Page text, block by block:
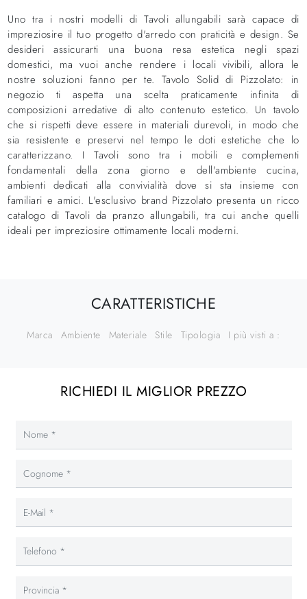
Uno tra i nostri modelli di Tavoli allungabili sarà capace di
impreziosire il tuo progetto d'arredo con praticità e design. Se
desideri assicurarti una buona resa estetica negli spazi
domestici, ma vuoi anche rendere i locali vivibili, allora le
nostre soluzioni fanno per te. Tavolo Solid di Pizzolato: in
negozio ti aspetta una scelta praticamente infinita di
composizioni arredative di alto contenuto estetico. Un tavolo
che si rispetti deve essere in materiali durevoli, in modo che
sia resistente e preservi nel tempo le doti estetiche che lo
caratterizzano. I Tavoli sono tra i mobili e complementi
fondamentali della zona giorno e dell'ambiente cucina,
ambienti dedicati alla convivialità dove si sta insieme con
familiari e amici. L'esclusivo brand Pizzolato presenta un ricco
catalogo di Tavoli da pranzo allungabili, tra cui anche quelli
ideali per impreziosire ottimamente locali moderni.
CARATTERISTICHE
Marca Ambiente Materiale Stile Tipologia I più visti a :
RICHIEDI IL MIGLIOR PREZZO